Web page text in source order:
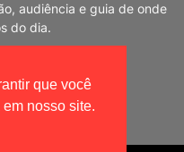
que você
nosso site.
audiência e guia de onde
do dia.